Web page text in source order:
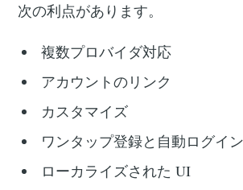
次の利点があります。
複数プロバイダ対応
アカウントのリンク
カスタマイズ
ワンタップ登録と自動ログイン
ローカライズされた UI